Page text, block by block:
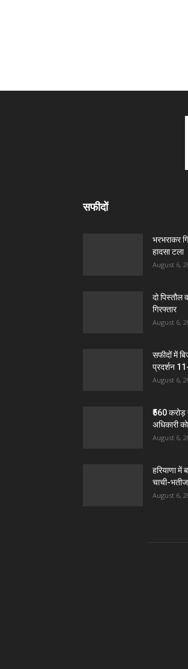
सफीदों
भरभराकर
हादसा टला
August 6,
दो
गिरफ्तार
August 6,
सफीदों में
प्रदर्शन
August 6,
₹560
अधिकारी
August 6,
हरियाणा में
चाची-
August 6,